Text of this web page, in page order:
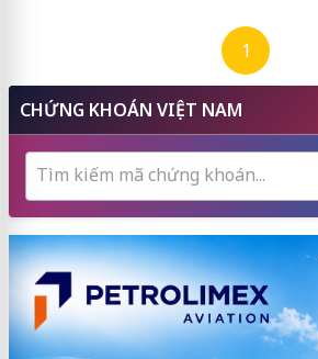
1
CHỨNG KHOÁN VIỆT NAM
Tìm kiếm mã chứng khoán...